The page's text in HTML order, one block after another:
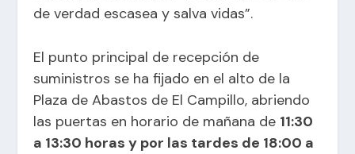
de verdad escasea y salva vidas”.
El punto principal de recepción de
suministros se ha fijado en el alto de la
Plaza de Abastos de El Campillo, abriendo
las puertas en horario de mañana de 11:30
a 13:30 horas y por las tardes de 18:00 a